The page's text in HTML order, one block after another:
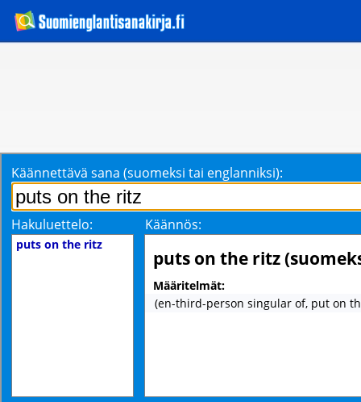
Käännettävä sana (suomeksi tai englanniksi):
Hakuluettelo: Käännös:
puts on the ritz
puts on the ritz
Määritelmät:
(en-third-person singular of, put on